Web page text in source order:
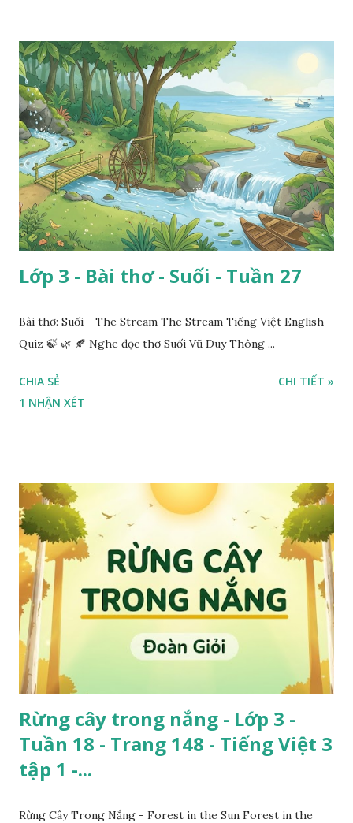
Lớp 3 - Bài thơ - Suối - Tuần 27
Bài thơ: Suối - The Stream The Stream Tiếng Việt English
Quiz 🍃 🌿 🍂 Nghe đọc thơ Suối Vũ Duy Thông ...
CHIA SẺ
1 NHẬN XÉT
CHI TIẾT »
Rừng cây trong nắng - Lớp 3 -
Tuần 18 - Trang 148 - Tiếng Việt 3
tập 1 -...
Rừng Cây Trong Nắng - Forest in the Sun Forest in the